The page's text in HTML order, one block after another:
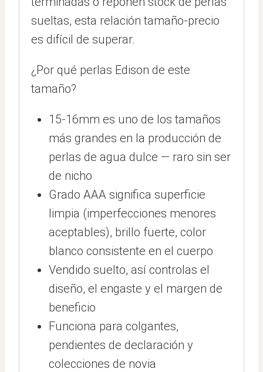
sueltas, esta relación tamaño-precio
es difícil de superar.
¿Por qué perlas Edison de este
tamaño?
15-16mm es uno de los tamaños
más grandes en la producción de
perlas de agua dulce — raro sin ser
de nicho
Grado AAA significa superficie
limpia (imperfecciones menores
aceptables), brillo fuerte, color
blanco consistente en el cuerpo
Vendido suelto, así controlas el
diseño, el engaste y el margen de
beneficio
Funciona para colgantes,
pendientes de declaración y
colecciones de novia